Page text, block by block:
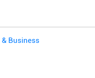
Business